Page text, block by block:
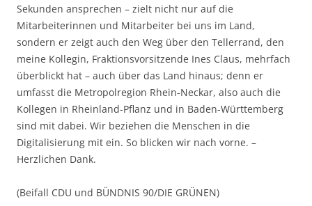
Sekunden ansprechen – zielt nicht nur auf die
Mitarbeiterinnen und Mitarbeiter bei uns im Land,
sondern er zeigt auch den Weg über den Tellerrand, den
meine Kollegin, Fraktionsvorsitzende Ines Claus, mehrfach
überblickt hat – auch über das Land hinaus; denn er
umfasst die Metropolregion Rhein-Neckar, also auch die
Kollegen in Rheinland-Pflanz und in Baden-Württemberg
sind mit dabei. Wir beziehen die Menschen in die
Digitalisierung mit ein. So blicken wir nach vorne. –
Herzlichen Dank.
(Beifall CDU und BÜNDNIS 90/DIE GRÜNEN)